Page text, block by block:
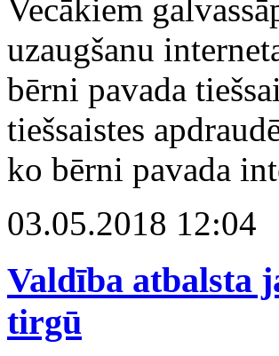
Vecākiem
uzaugšanu
bērni pavada
tiešsaistes
ko bērni pavada
03.05.2018 12:04
Valdība atbalsta
tirgū